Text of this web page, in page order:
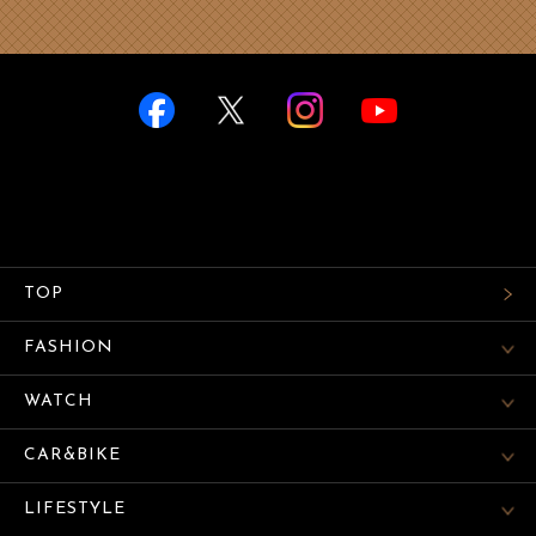
TOP
FASHION
WATCH
CAR&BIKE
LIFESTYLE